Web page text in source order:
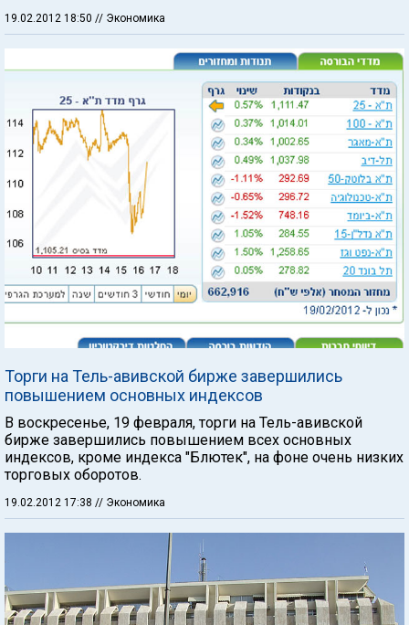
19.02.2012 18:50 // Экономика
Торги на Тель-авивской бирже завершились
повышением основных индексов
В воскресенье, 19 февраля, торги на Тель-авивской
бирже завершились повышением всех основных
индексов, кроме индекса "Блютек", на фоне очень низких
торговых оборотов.
19.02.2012 17:38 // Экономика